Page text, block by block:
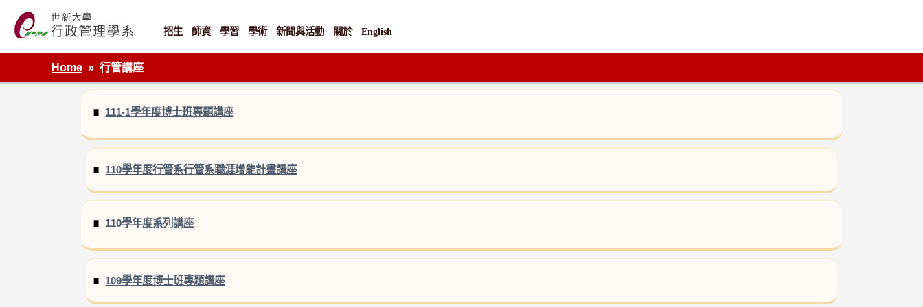
content
世新大學行政管理學系網站
招生 師資 學習 學術 新聞與活動 關於 English
Home 行管講座
111-1學年度博士班專題講座
110學年度行管系行管系職涯增能計畫講座
110學年度系列講座
109學年度博士班專題講座